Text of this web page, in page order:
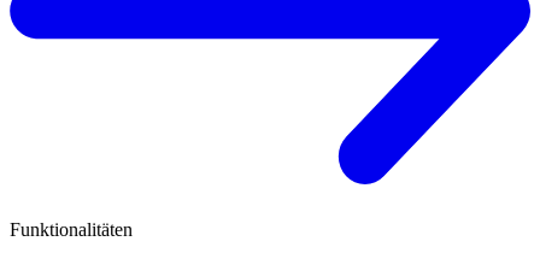
Funktionalitäten